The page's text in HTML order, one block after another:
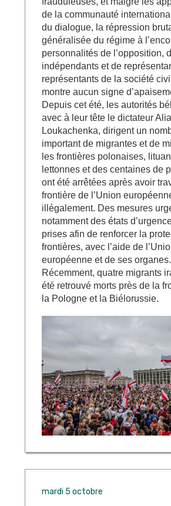
de la communauté
du dialogue, la répression
généralisée du régime à
personnalités de l’opposition,
indépendants et de
représentants de la société
montre aucun signe
Depuis cet été, les autorités
avec à leur tête le dictateur
Loukachenka, dirigent un
important de migrantes et de
les frontières polonaises,
lettonnes et des centaines de
ont été arrêtées après avoir
frontière de l’Union
illégalement. Des mesures
notamment des états
prises afin de renforcer la
frontières, avec l’aide de
européenne et de ses organes.
Récemment, quatre migrants
été retrouvé morts près de la
la Pologne et la Biélorussie.
mardi 5 octobre